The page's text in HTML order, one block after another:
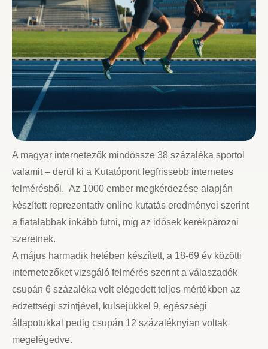
A magyar internetezők mindössze 38 százaléka sportol
valamit – derül ki a Kutatópont legfrissebb internetes
felmérésből. Az 1000 ember megkérdezése alapján
készített reprezentatív online kutatás eredményei szerint
a fiatalabbak inkább futni, míg az idősek kerékpározni
szeretnek.
A május harmadik hetében készített, a 18-69 év közötti
internetezőket vizsgáló felmérés szerint a válaszadók
csupán 6 százaléka volt elégedett teljes mértékben az
edzettségi szintjével, külsejükkel 9, egészségi
állapotukkal pedig csupán 12 százaléknyian voltak
megelégedve.